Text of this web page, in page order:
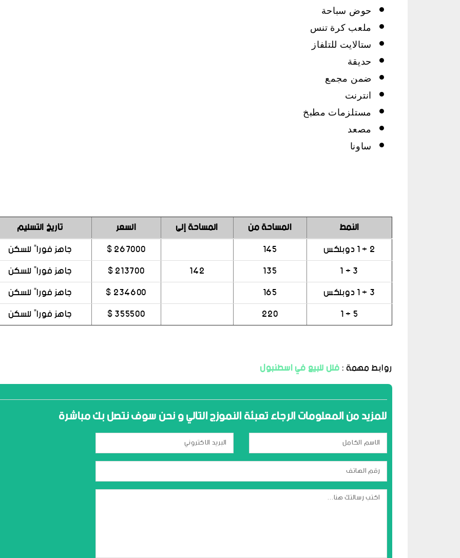
حوض سباحة
ملعب كرة تنس
ستالايت للتلفاز
حديقة
ضمن مجمع
انترنت
مستلزمات مطبخ
مصعد
ساونا
النمط المساحة من المساحة إلى السعر
تاريخ التسليم
2 + 1 دوبلكس
145
267000 $
جاهز فوراً للسكن
3 + 1
135
142
213700 $
جاهز فوراً للسكن
3 + 1 دوبلكس
165
234600 $
جاهز فوراً للسكن
5 + 1
220
355500 $ جاهز فوراً للسكن
روابط مهمة :فلل للبيع في اسطنبول
للمزيد من المعلومات الرجاء تعبئة النموزج التالي و نحن سوف نتصل بك مباشرة